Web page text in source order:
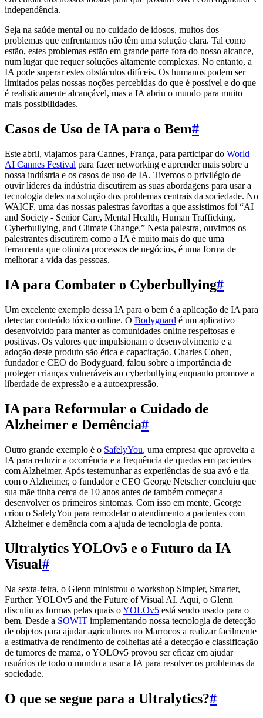
independência.
Seja na saúde mental ou no cuidado de idosos, muitos dos
problemas que enfrentamos não têm uma solução clara. Tal como
estão, estes problemas estão em grande parte fora do nosso alcance,
num lugar que requer soluções altamente complexas. No entanto, a
IA pode superar estes obstáculos difíceis. Os humanos podem ser
limitados pelas nossas noções percebidas do que é possível e do que
é realisticamente alcançável, mas a IA abriu o mundo para muito
mais possibilidades.
Casos de Uso de IA para o Bem#
Este abril, viajamos para Cannes, França, para participar do World
AI Cannes Festival para fazer networking e aprender mais sobre a
nossa indústria e os casos de uso de IA. Tivemos o privilégio de
ouvir líderes da indústria discutirem as suas abordagens para usar a
tecnologia deles na solução dos problemas centrais da sociedade. No
WAICF, uma das nossas palestras favoritas a que assistimos foi “AI
and Society - Senior Care, Mental Health, Human Trafficking,
Cyberbullying, and Climate Change.” Nesta palestra, ouvimos os
palestrantes discutirem como a IA é muito mais do que uma
ferramenta que otimiza processos de negócios, é uma forma de
melhorar a vida das pessoas.
IA para Combater o Cyberbullying#
Um excelente exemplo dessa IA para o bem é a aplicação de IA para
detectar conteúdo tóxico online. O Bodyguard é um aplicativo
desenvolvido para manter as comunidades online respeitosas e
positivas. Os valores que impulsionam o desenvolvimento e a
adoção deste produto são ética e capacitação. Charles Cohen,
fundador e CEO do Bodyguard, falou sobre a importância de
proteger crianças vulneráveis ao cyberbullying enquanto promove a
liberdade de expressão e a autoexpressão.
IA para Reformular o Cuidado de
Alzheimer e Demência#
Outro grande exemplo é o SafelyYou, uma empresa que aproveita a
IA para reduzir a ocorrência e a frequência de quedas em pacientes
com Alzheimer. Após testemunhar as experiências de sua avó e tia
com o Alzheimer, o fundador e CEO George Netscher concluiu que
sua mãe tinha cerca de 10 anos antes de também começar a
desenvolver os primeiros sintomas. Com isso em mente, George
criou o SafelyYou para remodelar o atendimento a pacientes com
Alzheimer e demência com a ajuda de tecnologia de ponta.
Ultralytics YOLOv5 e o Futuro da IA
Visual#
Na sexta-feira, o Glenn ministrou o workshop Simpler, Smarter,
Further: YOLOv5 and the Future of Visual AI. Aqui, o Glenn
discutiu as formas pelas quais oYOLOv5 está sendo usado para o
bem. Desde a SOWIT implementando nossa tecnologia de detecção
de objetos para ajudar agricultores no Marrocos a realizar facilmente
a estimativa de rendimento de colheitas até a detecção e classificação
de tumores de mama, o YOLOv5 provou ser eficaz em ajudar
usuários de todo o mundo a usar a IA para resolver os problemas da
sociedade.
O que se segue para a Ultralytics?#